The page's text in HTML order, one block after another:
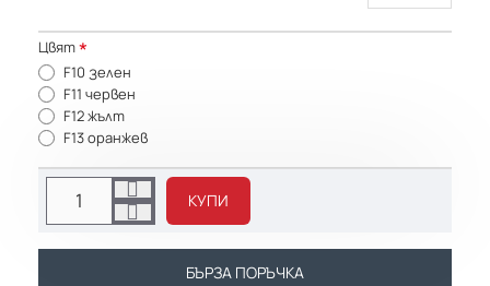
Цвят
F10 зелен
F11 червен
F12 жълт
F13 оранжев
КУПИ
БЪРЗА ПОРЪЧКА